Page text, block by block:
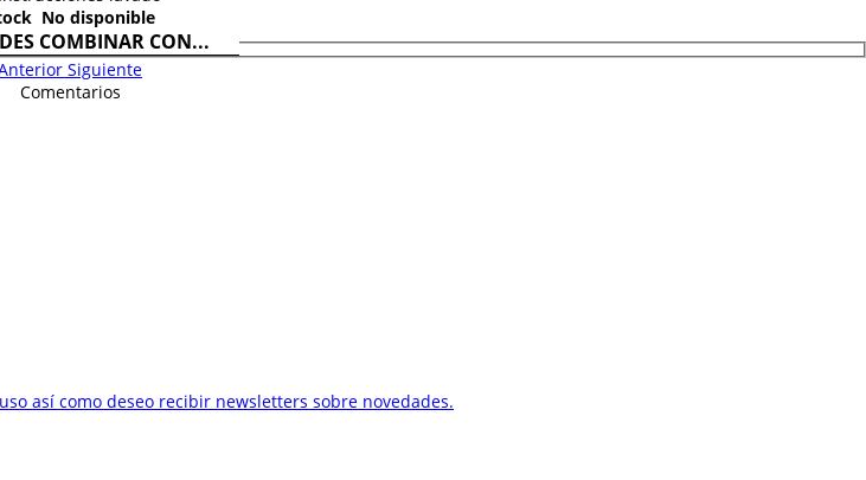
No disponible
COMBINAR CON...
Siguiente
Comentarios
así como deseo recibir newsletters sobre novedades.